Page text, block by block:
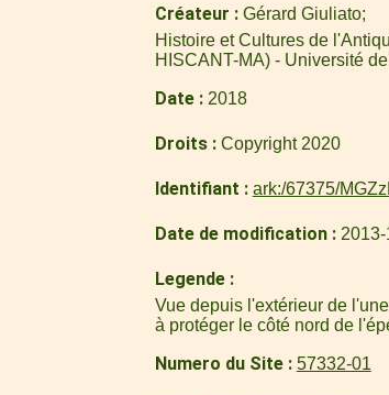
Créateur
Gérard Giuliato
Histoire et Cultures de
HISCANT-MA) - Université
Date 2018
Droits Copyright 2020
Identifiant ark:/67375/
Date de modification 2013-
Legende
Vue depuis l'extérieur de
à protéger le côté nord de
Numero du Site 57332-01